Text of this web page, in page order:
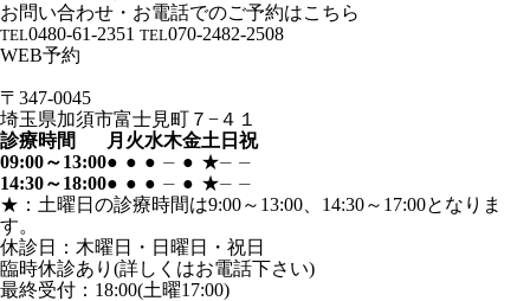
お問い合わせ・お電話でのご予約はこちら
TEL0480-61-2351 TEL070-2482-2508
WEB予約
〒347-0045
埼玉県加須市富士見町７−４１
診療時間
月 火水木金土 日祝
09:00～13:00● ● ● ⏤ ● ★⏤ ⏤
14:30～18:00● ● ● ⏤ ● ★⏤ ⏤
★：土曜日の診療時間は9:00～13:00、14:30～17:00となりま
す。
休診日：木曜日・日曜日・祝日
臨時休診あり(詳しくはお電話下さい)
最終受付：18:00(土曜17:00)